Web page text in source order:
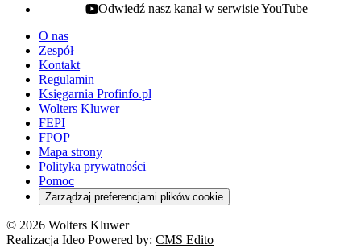
youtube - otwiera się w nowej karcie
Odwiedź nasz kanał w serwisie YouTube
O nas
Zespół
Kontakt
Regulamin
Księgarnia Profinfo.pl
Wolters Kluwer
FEPI
FPOP
Mapa strony
Polityka prywatności
Pomoc
Zarządzaj preferencjami plików cookie
© 2026 Wolters Kluwer
Realizacja Ideo Powered by: CMS Edito